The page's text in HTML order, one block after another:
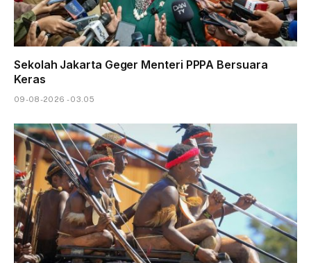
Sekolah Jakarta Geger Menteri PPPA Bersuara
Keras
09-08-2026 - 03.05